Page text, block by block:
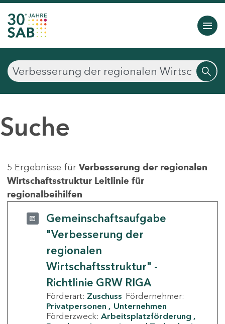
Suche
5 Ergebnisse für Verbesserung der regionalen
Wirtschaftsstruktur Leitlinie für
regionalbeihilfen
Gemeinschaftsaufgabe
"Verbesserung der
regionalen
Wirtschaftsstruktur" -
Richtlinie GRW RIGA
Förderart: Zuschuss Fördernehmer:
Privatpersonen
Unternehmen
Förderzweck: Arbeitsplatzförderung